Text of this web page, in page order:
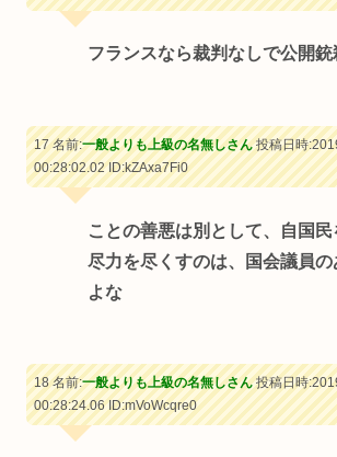
フランスなら裁判なしで公開銃
17 名前:一般よりも上級の名無しさん投稿日時
00:28:02.02ID:kZAxa7Fi0
ことの善悪は別として、自国
尽力を尽くすのは、国会議員
よな
18 名前:一般よりも上級の名無しさん投稿日時
00:28:24.06ID:mVoWcqre0